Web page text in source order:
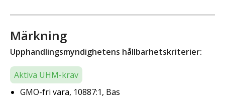
Märkning
Upphandlingsmyndighetens hållbarhetskriterier:
Aktiva UHM-krav
GMO-fri vara, 10887:1, Bas